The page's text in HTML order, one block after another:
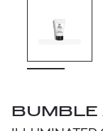
BUMBLE